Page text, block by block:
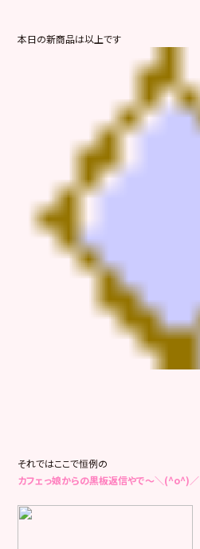
本日の新商品は以上です
それではここで恒例の
カフェっ娘からの黒板返信やで～＼(^o^)／